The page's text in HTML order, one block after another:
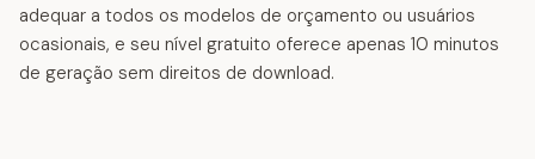
adequar a todos os modelos de orçamento ou usuários
ocasionais, e seu nível gratuito oferece apenas 10 minutos
de geração sem direitos de download.